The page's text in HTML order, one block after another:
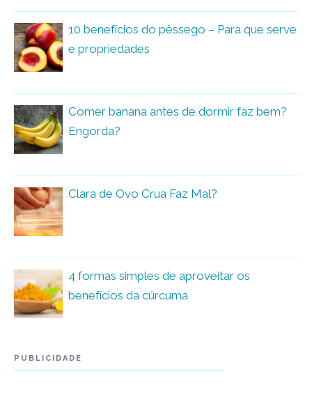
10 benefícios do pêssego – Para que serve
e propriedades
Comer banana antes de dormir faz bem?
Engorda?
Clara de Ovo Crua Faz Mal?
4 formas simples de aproveitar os
benefícios da cúrcuma
PUBLICIDADE